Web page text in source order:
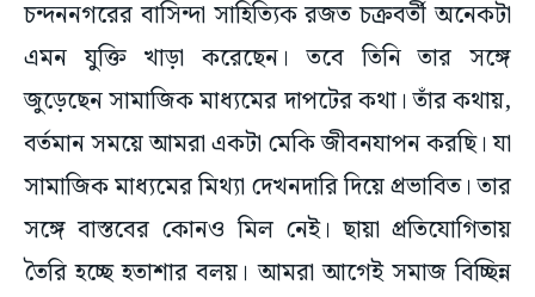
চন্দননগরের বাসিন্দা সাহিত্যিক রজত চক্রবর্তী অনেকটা
এমন যুক্তি খাড়া করেছেন। তবে তিনি তার সঙ্গে
জুড়েছেন সামাজিক মাধ্যমের দাপটের কথা। তাঁর কথায়,
বর্তমান সময়ে আমরা একটা মেকি জীবনযাপন করছি। যা
সামাজিক মাধ্যমের মিথ্যা দেখনদারি দিয়ে প্রভাবিত। তার
সঙ্গে বাস্তবের কোনও মিল নেই। ছায়া প্রতিযোগিতায়
তৈরি হচ্ছে হতাশার বলয়। আমরা আগেই সমাজ বিচ্ছিন্ন